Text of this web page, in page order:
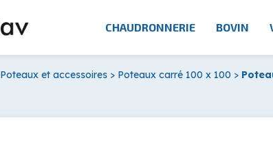
CHAUDRONNERIE BOVIN
Poteaux et accessoires > Poteaux carré 100 x 100 >